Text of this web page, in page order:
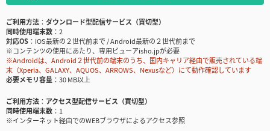
ご利用方法
ダウンロード型配信サービス（買切型）
同時使用端末数
2
対応OS
iOS最新の２世代前まで / Android最新の２世代前まで
※コンテンツの使用にあたり、専用ビューアisho.jpが必要
※Androidは、Android２世代前の端末のうち、国内キャリア経由で販売されている端
末（Xperia、GALAXY、AQUOS、ARROWS、Nexusなど）にて動作確認しています
必要メモリ容量
30 MB以上
ご利用方法
アクセス型配信サービス（買切型）
同時使用端末数
1
※インターネット経由でのWEBブラウザによるアクセス参照